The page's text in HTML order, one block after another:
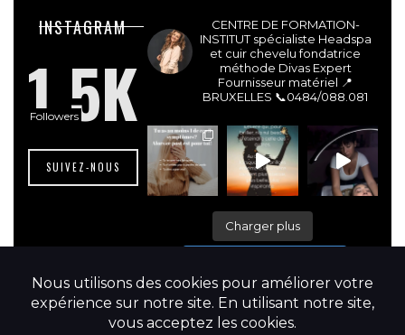
INSTAGRAM
1.5K
Followers
SUIVEZ-NOUS
CENTRE DE FORMATION-
INSTITUT spécialiste Headspa
et cuir chevelu fondatrice
méthode Divas Expert
Fournisseur matériel 📍
BRUXELLES 📞0484/088.081
Charger plus